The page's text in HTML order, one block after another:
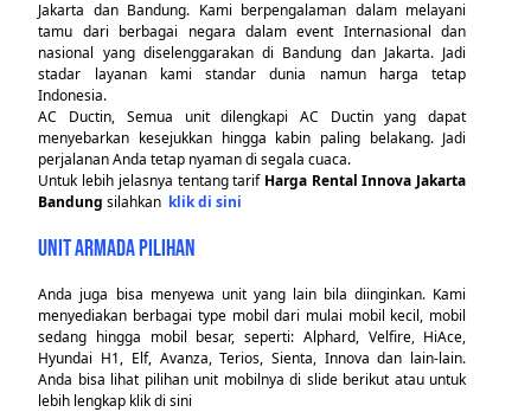
Jakarta dan Bandung. Kami berpengalaman dalam melayani
tamu dari berbagai negara dalam event Internasional dan
nasional yang diselenggarakan di Bandung dan Jakarta. Jadi
stadar layanan kami standar dunia namun harga tetap
Indonesia.
AC Ductin, Semua unit dilengkapi AC Ductin yang dapat
menyebarkan kesejukkan hingga kabin paling belakang. Jadi
perjalanan Anda tetap nyaman di segala cuaca.
Untuk lebih jelasnya tentang tarif Harga Rental Innova Jakarta
Bandung silahkan klik di sini
UNIT ARMADA PILIHAN
Anda juga bisa menyewa unit yang lain bila diinginkan. Kami
menyediakan berbagai type mobil dari mulai mobil kecil, mobil
sedang hingga mobil besar, seperti: Alphard, Velfire, HiAce,
Hyundai H1, Elf, Avanza, Terios, Sienta, Innova dan lain-lain.
Anda bisa lihat pilihan unit mobilnya di slide berikut atau untuk
lebih lengkap klikdi sini